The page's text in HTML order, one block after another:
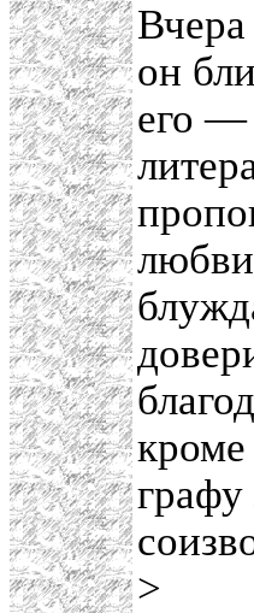
он
его —
>